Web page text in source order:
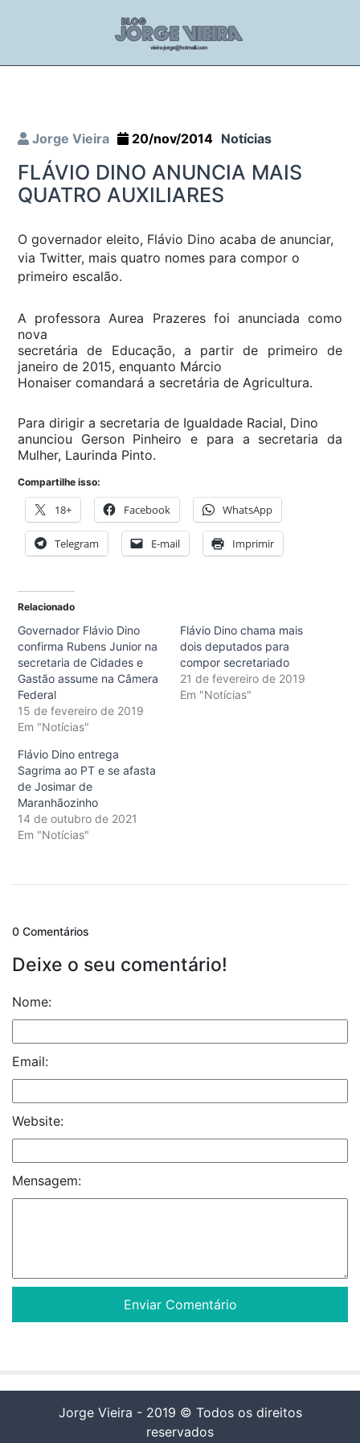
Jorge Vieira 20/nov/2014 Notícias
FLÁVIO DINO ANUNCIA MAIS
QUATRO AUXILIARES
O governador eleito, Flávio Dino acaba de anunciar,
via Twitter, mais quatro nomes para compor o
primeiro escalão.
A professora Aurea Prazeres foi anunciada como
nova
secretária de Educação, a partir de primeiro de
janeiro de 2015, enquanto Márcio
Honaiser comandará a secretária de Agricultura.
Para dirigir a secretaria de Igualdade Racial, Dino
anunciou Gerson Pinheiro e para a secretaria da
Mulher, Laurinda Pinto.
Compartilhe isso:
18+ Facebook WhatsApp
Telegram E-mail Imprimir
Relacionado
Governador Flávio Dino
confirma Rubens Junior na
secretaria de Cidades e
Gastão assume na Câmera
Federal
15 de fevereiro de 2019
Em "Notícias"
Flávio Dino chama mais
dois deputados para
compor secretariado
21 de fevereiro de 2019
Em "Notícias"
Flávio Dino entrega
Sagrima ao PT e se afasta
de Josimar de
Maranhãozinho
14 de outubro de 2021
Em "Notícias"
0 Comentários
Deixe o seu comentário!
Nome:
Email:
Website:
Mensagem:
Jorge Vieira - 2019 © Todos os direitos
reservados